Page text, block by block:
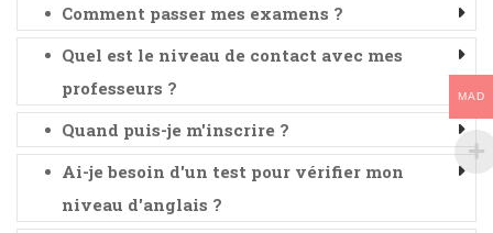
Comment passer mes examens ?
Quel est le niveau de contact avec mes
professeurs ?
Quand puis-je m'inscrire ?
Ai-je besoin d'un test pour vérifier mon
niveau d'anglais ?
MAD